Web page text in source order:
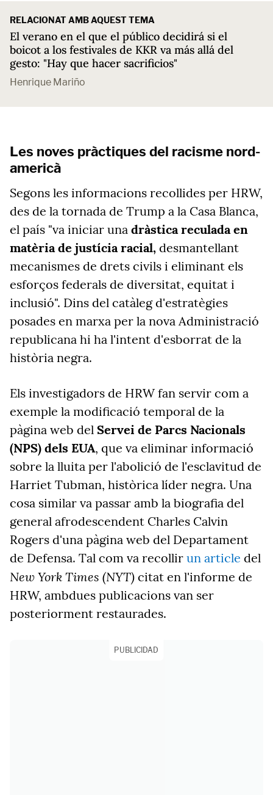
RELACIONAT AMB AQUEST TEMA
El verano en el que el público decidirá si el
boicot a los festivales de KKR va más allá del
gesto: "Hay que hacer sacrificios"
Henrique Mariño
Les noves pràctiques del racisme nord-
americà
Segons les informacions recollides per HRW,
des de la tornada de Trump a la Casa Blanca,
el país "va iniciar una dràstica reculada en
matèria de justícia racial, desmantellant
mecanismes de drets civils i eliminant els
esforços federals de diversitat, equitat i
inclusió". Dins del catàleg d'estratègies
posades en marxa per la nova Administració
republicana hi ha l'intent d'esborrat de la
història negra.
Els investigadors de HRW fan servir com a
exemple la modificació temporal de la
pàgina web del Servei de Parcs Nacionals
(NPS) dels EUA, que va eliminar informació
sobre la lluita per l'abolició de l'esclavitud de
Harriet Tubman, històrica líder negra. Una
cosa similar va passar amb la biografia del
general afrodescendent Charles Calvin
Rogers d'una pàgina web del Departament
de Defensa. Tal com va recollir un article del
New York Times (NYT) citat en l'informe de
HRW, ambdues publicacions van ser
posteriorment restaurades.
PUBLICIDAD